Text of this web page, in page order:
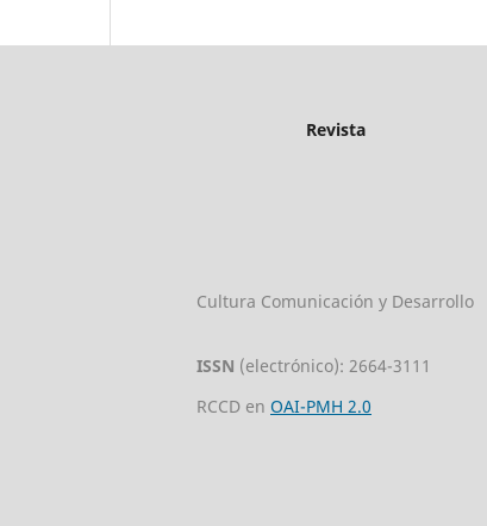
Revista
Cultura Comunicación y Desarrollo
ISSN (electrónico): 2664-3111
RCCD en OAI-PMH 2.0